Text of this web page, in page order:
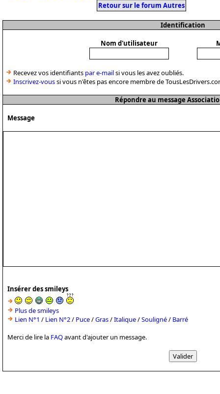
Retour sur le forum Autres
Identification
Nom d'utilisateur
Recevez vos identifiants par e-mailsi vous les avez oubliés.
Inscrivez-voussi vous n'êtes pas encore membre de
Répondre au message
Message
Insérer des smileys
Plus de smileys
Lien N°1 / Lien N°2/ Puce/Gras/Italique/Souligné/ Barré
Merci de lire la FAQavant d'ajouter un message.